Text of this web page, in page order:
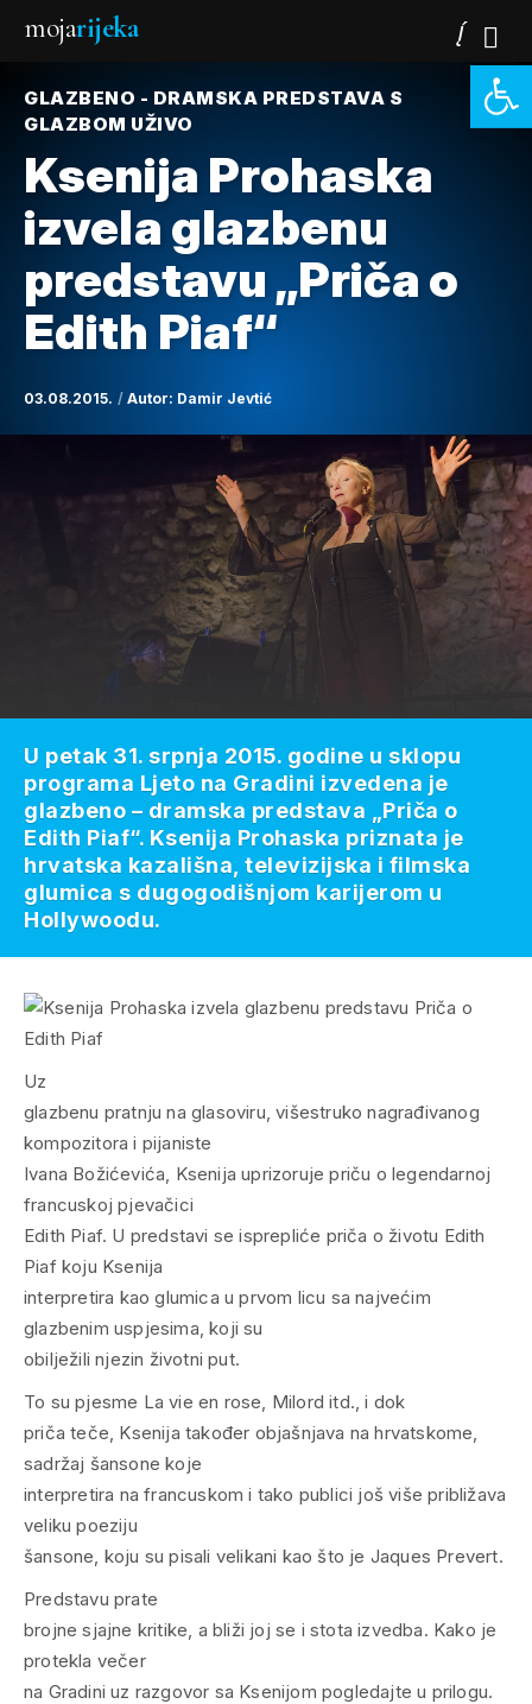
mojarijeka
GLAZBENO - DRAMSKA PREDSTAVA S
GLAZBOM UŽIVO
Ksenija Prohaska
izvela glazbenu
predstavu „Priča o
Edith Piaf“
03.08.2015. Autor: Damir Jevtić
Uz
glazbenu pratnju na glasoviru, višestruko nagrađivanog
kompozitora i pijaniste
Ivana Božićevića, Ksenija uprizoruje priču o legendarnoj
francuskoj pjevačici
Edith Piaf. U predstavi se isprepliće priča o životu Edith
Piaf koju Ksenija
interpretira kao glumica u prvom licu sa najvećim
glazbenim uspjesima, koji su
obilježili njezin životni put.
To su pjesme La vie en rose, Milord itd., i dok
priča teče, Ksenija također objašnjava na hrvatskome,
sadržaj šansone koje
interpretira na francuskom i tako publici još više približava
veliku poeziju
šansone, koju su pisali velikani kao što je Jaques Prevert.
Predstavu prate
brojne sjajne kritike, a bliži joj se i stota izvedba. Kako je
protekla večer
na Gradini uz razgovor sa Ksenijom pogledajte u prilogu.
U petak 31. srpnja 2015. godine u sklopu
programa Ljeto na Gradini izvedena je
glazbeno – dramska predstava „Priča o
Edith Piaf“. Ksenija Prohaska priznata je
hrvatska kazališna, televizijska i filmska
glumica s dugogodišnjom karijerom u
Hollywoodu.